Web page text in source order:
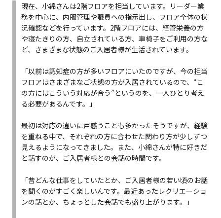
現在、小綿さんは2階フロアを担当しています。リーダー業
務を中心に、内服管理や職員への指示出し、フロア全体の状
況確認などを行っています。2階フロアには、経管栄養の方
や寝たきりの方、自立されている方、車椅子をご利用の方な
ど、さまざまな状態のご入居者様が生活されています。
「以前は認知症の方が多いフロアにいたのですが、今の担当
フロアはさまざまなご状態の方が入居されているので、“こ
の方にはこういう対応が合う”というのを、一人ひとり考え
る必要があるんです。」
最初は対応の違いに戸惑うことも多かったそうですが、経験
を重ねる中で、それぞれの方に合わせた関わり方が少しずつ
見えるようになってきました。また、小綿さんが特に好きだ
と話すのが、ご入居者様との会話の時間です。
「昔どんな仕事をしていたとか、ご入居者様の若い頃のお話
を聞くのがすごく楽しいんです。最近あったレクリエーショ
ンの話とか、ちょっとした会話でも盛り上がります。」